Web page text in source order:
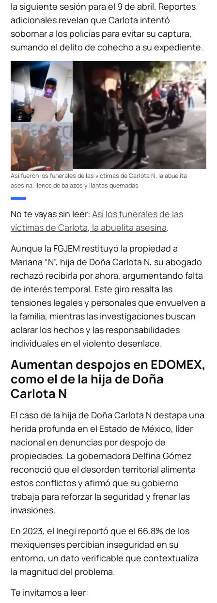
la siguiente sesión para el 9 de abril. Reportes
adicionales revelan que Carlota intentó
sobornar a los policías para evitar su captura,
sumando el delito de cohecho a su expediente.
Así fueron los funerales de las víctimas de Carlota N, la abuelita
asesina, llenos de balazos y llantas quemadas
No te vayas sin leer: Así los funerales de las
víctimas de Carlota, la abuelita asesina.
Aunque la FGJEM restituyó la propiedad a
Mariana “N”, hija de Doña Carlota N, su abogado
rechazó recibirla por ahora, argumentando falta
de interés temporal. Este giro resalta las
tensiones legales y personales que envuelven a
la familia, mientras las investigaciones buscan
aclarar los hechos y las responsabilidades
individuales en el violento desenlace.
Aumentan despojos en EDOMEX,
como el de la hija de Doña
Carlota N
El caso de la hija de Doña Carlota N destapa una
herida profunda en el Estado de México, líder
nacional en denuncias por despojo de
propiedades. La gobernadora Delfina Gómez
reconoció que el desorden territorial alimenta
estos conflictos y afirmó que su gobierno
trabaja para reforzar la seguridad y frenar las
invasiones.
En 2023, el Inegi reportó que el 66.8% de los
mexiquenses percibían inseguridad en su
entorno, un dato verificable que contextualiza
la magnitud del problema.
Te invitamos a leer: